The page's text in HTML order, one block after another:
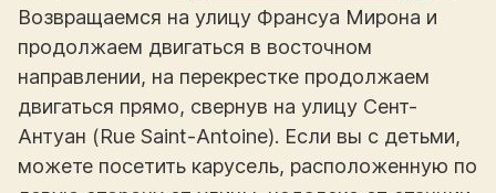
Возвращаемся на улицу Франсуа Мирона и
продолжаем двигаться в восточном
направлении, на перекрестке продолжаем
двигаться прямо, свернув на улицу Сент-
Антуан (Rue Saint-Antoine). Если вы с детьми,
можете посетить карусель, расположенную по